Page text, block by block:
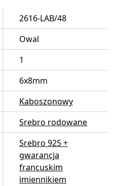
2616-LAB/48
Owal
1
6x8mm
Kaboszonowy
Srebro rodowane
Srebro 925 +
gwarancja
francuskim
imiennikiem